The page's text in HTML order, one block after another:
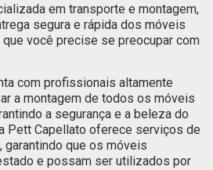
em transporte e montagem,
segura e rápida dos móveis
você precise se preocupar com
com profissionais altamente
a montagem de todos os móveis
a segurança e a beleza do
Pett Capellato oferece serviços de
garantindo que os móveis
e possam ser utilizados por